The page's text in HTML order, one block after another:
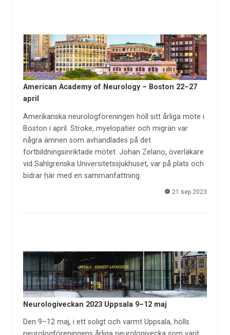
American Academy of Neurology – Boston 22–27
april
Amerikanska neurologföreningen höll sitt årliga möte i
Boston i april. Stroke, myelopatier och migrän var
några ämnen som avhandlades på det
fortbildningsinriktade mötet. Johan Zelano, överläkare
vid Sahlgrenska Universitetssjukhuset, var på plats och
bidrar här med en sammanfattning.
21 sep 2023
Neurologiveckan 2023 Uppsala 9–12 maj
Den 9–12 maj, i ett soligt och varmt Uppsala, hölls